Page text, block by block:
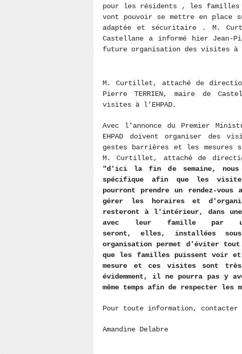
pour les résidents , les familles
vont pouvoir se mettre en place
adaptée et sécuritaire . M.
Castellane a informé hier Jean-
future organisation des visites à
M. Curtillet, attaché de direction
Pierre TERRIEN, maire de
visites à l’EHPAD.
Avec l'annonce du Premier
EHPAD doivent organiser des
gestes barrières et les mesures
M. Curtillet, attaché de
"d'ici la fin de semaine, nous
spécifique afin que les
pourront prendre un rendez-vous
gérer les horaires et
resteront à l'intérieur, dans
avec leur famille par
seront, elles, installées
organisation permet d'éviter tout
que les familles puissent voir et
mesure et ces visites sont
évidemment, il ne pourra pas y
même temps afin de respecter les
Pour toute information, contacter
Amandine Delabre